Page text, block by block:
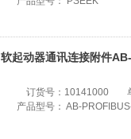
软起动器通讯连接附件
订货号： 10141000
产品型号： AB-